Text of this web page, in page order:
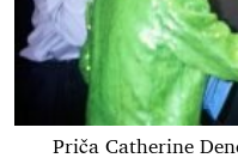
Priča Catherine